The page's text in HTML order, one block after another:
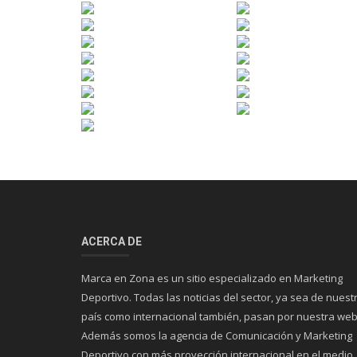
ACERCA DE
Marca en Zona es un sitio especializado en Marketing
Deportivo. Todas las noticias del sector, ya sea de
país como internacional también, pasan por nuestra
Además somos la agencia de Comunicación y Marketing